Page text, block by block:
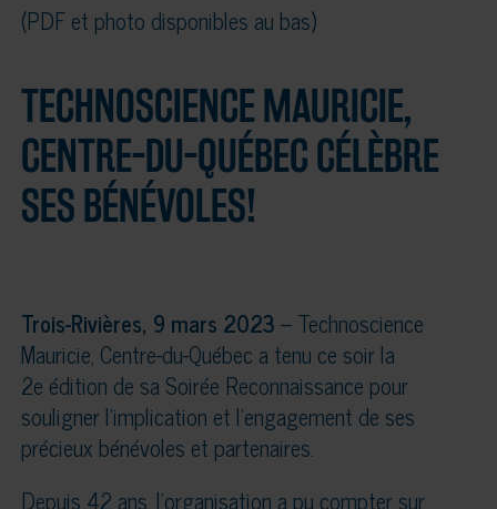
(PDF et photo disponibles au bas)
TECHNOSCIENCE MAURICIE,
CENTRE-DU-QUÉBEC CÉLÈBRE
SES BÉNÉVOLES!
Trois-Rivières, 9 mars 2023– Technoscience
Mauricie, Centre-du-Québec a tenu ce soir la
2e édition de sa Soirée Reconnaissance pour
souligner l’implication et l’engagement de ses
précieux bénévoles et partenaires.
Depuis 42 ans, l’organisation a pu compter sur